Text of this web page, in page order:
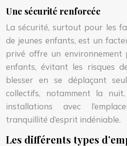
Une sécurité renforcée
La sécurité, surtout pour les
de jeunes enfants, est un
privé offre un environnement
enfants, évitant les risques
blesser en se déplaçant
collectifs, notamment la
installations avec
tranquillité d’esprit indéniable.
Les différents types